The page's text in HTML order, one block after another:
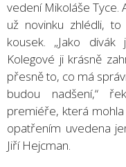
vedení Mikoláše Tyce.
už novinku zhlédli,
kousek. „Jako
Kolegové ji krásně
přesně to, co má
budou nadšení,“
premiéře, která
opatřením uvedena
Jiří Hejcman.